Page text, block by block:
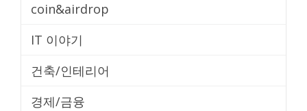
coin&airdrop
IT 이야기
건축/인테리어
경제/금융